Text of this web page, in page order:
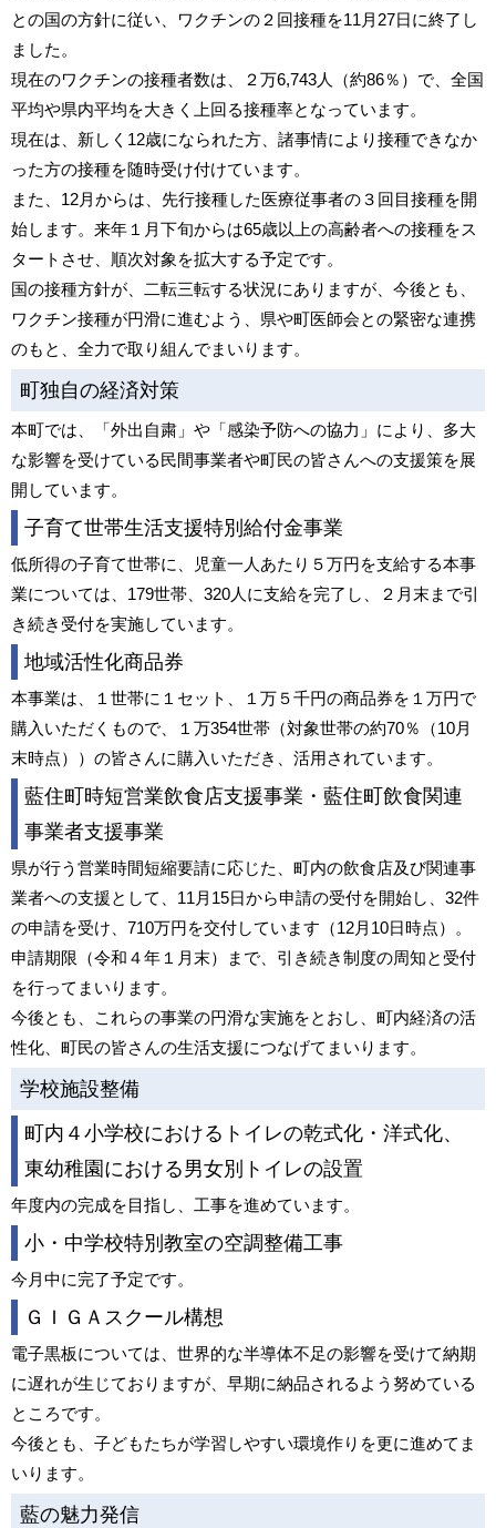
との国の方針に従い、ワクチンの２回接種を11月27日に終了し
ました。
現在のワクチンの接種者数は、２万6,743人（約86％）で、全国
平均や県内平均を大きく上回る接種率となっています。
現在は、新しく12歳になられた方、諸事情により接種できなか
った方の接種を随時受け付けています。
また、12月からは、先行接種した医療従事者の３回目接種を開
始します。来年１月下旬からは65歳以上の高齢者への接種をス
タートさせ、順次対象を拡大する予定です。
国の接種方針が、二転三転する状況にありますが、今後とも、
ワクチン接種が円滑に進むよう、県や町医師会との緊密な連携
のもと、全力で取り組んでまいります。
町独自の経済対策
本町では、「外出自粛」や「感染予防への協力」により、多大
な影響を受けている民間事業者や町民の皆さんへの支援策を展
開しています。
子育て世帯生活支援特別給付金事業
低所得の子育て世帯に、児童一人あたり５万円を支給する本事
業については、179世帯、320人に支給を完了し、２月末まで引
き続き受付を実施しています。
地域活性化商品券
本事業は、１世帯に１セット、１万５千円の商品券を１万円で
購入いただくもので、１万354世帯（対象世帯の約70％（10月
末時点））の皆さんに購入いただき、活用されています。
藍住町時短営業飲食店支援事業・藍住町飲食関連
事業者支援事業
県が行う営業時間短縮要請に応じた、町内の飲食店及び関連事
業者への支援として、11月15日から申請の受付を開始し、32件
の申請を受け、710万円を交付しています（12月10日時点）。
申請期限（令和４年１月末）まで、引き続き制度の周知と受付
を行ってまいります。
今後とも、これらの事業の円滑な実施をとおし、町内経済の活
性化、町民の皆さんの生活支援につなげてまいります。
学校施設整備
町内４小学校におけるトイレの乾式化・洋式化、
東幼稚園における男女別トイレの設置
年度内の完成を目指し、工事を進めています。
小・中学校特別教室の空調整備工事
今月中に完了予定です。
ＧＩＧＡスクール構想
電子黒板については、世界的な半導体不足の影響を受けて納期
に遅れが生じておりますが、早期に納品されるよう努めている
ところです。
今後とも、子どもたちが学習しやすい環境作りを更に進めてま
いります。
藍の魅力発信